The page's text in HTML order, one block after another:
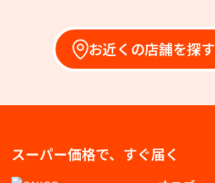
お近くの店舗を探す
スーパー価格で、すぐ届く